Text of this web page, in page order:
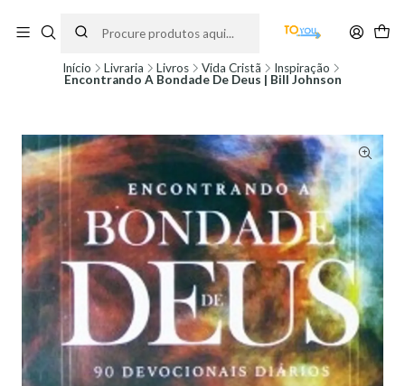
partir do dia 11 de Agosto, às 10H.
Início Livraria Livros Vida Cristã
Inspiração
Encontrando A Bondade De Deus | Bill Johnson